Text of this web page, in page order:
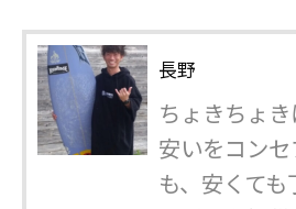
長野
ちょきちょ
安いをコン
も、安くて